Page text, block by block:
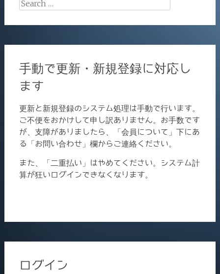
手動で更新・新規登録に対応し
ます
更新と新規登録のシステム処理は手動で行います。
ご不便をおかけして申し訳ありません。お手数です
が、支障がありましたら、「会員について」下にあ
る「お問い合わせ」欄からご連絡ください。
また、「二重払い」はやめてください。システム計
算が狂いログインできなくなります。
ログイン